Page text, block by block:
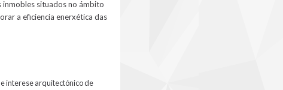
inmobles situados no ámbito
a eficiencia enerxética das
interese arquitectónico de